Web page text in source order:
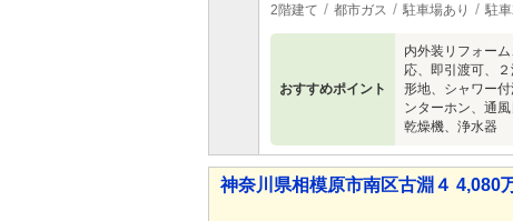
2階建て 都市ガス 駐車場あり 駐
おすすめポイント
内外装リフォー
応、即引渡可、
形地、シャワー
ンターホン、通
乾燥機、浄水器
神奈川県相模原市南区古淵４ 4,080